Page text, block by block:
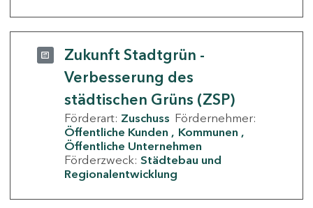
Zukunft Stadtgrün -
Verbesserung des
städtischen Grüns (ZSP)
Förderart: Zuschuss Fördernehmer:
Öffentliche Kunden
Kommunen
Öffentliche Unternehmen
Förderzweck: Städtebau und
Regionalentwicklung